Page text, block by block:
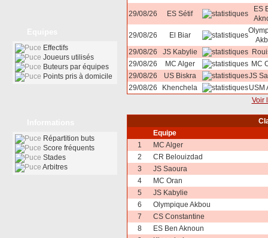
29/08/26
ES Sétif
ES
29/08/26
El Biar
29/08/26
JS Kabylie
29/08/26
MC Alger
MC
29/08/26
US Biskra
JS
29/08/26
Khenchela
USM
Voir
Equipe
1
MC Alger
2
CR Belouizdad
3
JS Saoura
4
MC Oran
5
JS Kabylie
6
Olympique Akbou
7
CS Constantine
8
ES Ben Aknoun
Effectifs
Joueurs utilisés
Buteurs par équipes
Points pris à domicile
Répartition buts
Score fréquents
Stades
Arbitres